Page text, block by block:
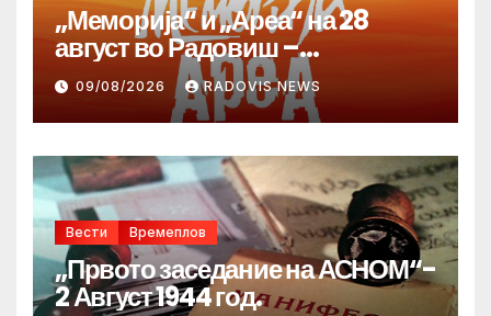
„Меморија“ и „Ареа“ на 28
август во Радовиш –
продолжува традицијата за
Денот на македонските рудари
09/08/2026 RADOVIS NEWS
Вести Времеплов
„Првото заседание на АСНОМ“-
2 Август 1944 год.